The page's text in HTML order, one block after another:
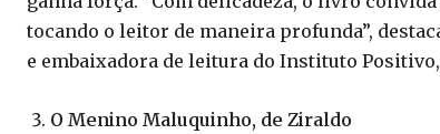
tocando o leitor de maneira profunda”,
e embaixadora de leitura do Instituto Positivo,
O Menino Maluquinho, de Ziraldo